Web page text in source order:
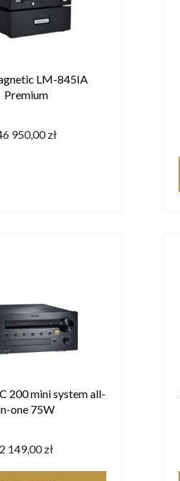
LM-845IA
Premium
950,00 zł
200 mini system all-
one 75W
2 149,00 zł